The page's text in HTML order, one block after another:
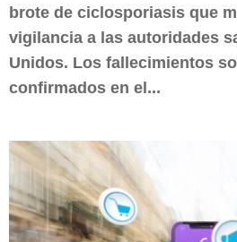
brote de ciclosporiasis que
vigilancia a las autoridades
Unidos. Los fallecimientos
confirmados en el...